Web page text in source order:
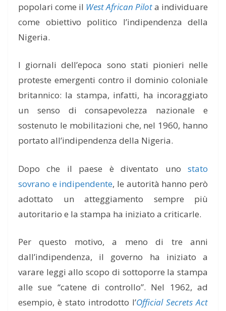
popolari come il West African Pilota individuare
come obiettivo politico l’indipendenza della
Nigeria.
I giornali dell’epoca sono stati pionieri nelle
proteste emergenti contro il dominio coloniale
britannico: la stampa, infatti, ha incoraggiato
un senso di consapevolezza nazionale e
sostenuto le mobilitazioni che, nel 1960, hanno
portato all’indipendenza della Nigeria.
Dopo che il paese è diventato uno stato
sovrano e indipendente, le autorità hanno però
adottato un atteggiamento sempre più
autoritario e la stampa ha iniziato a criticarle.
Per questo motivo, a meno di tre anni
dall’indipendenza, il governo ha iniziato a
varare leggi allo scopo di sottoporre la stampa
alle sue “catene di controllo”. Nel 1962, ad
esempio, è stato introdotto l’Official Secrets Act